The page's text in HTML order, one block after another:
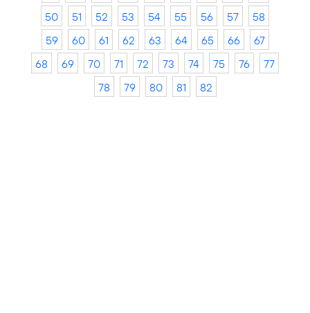
50
51 52 53 54 55 56 57
58
59
60 61 62 63 64 65 66
67
68
69 70 71 72 73 74 75 76
77
78
79 80 81 82